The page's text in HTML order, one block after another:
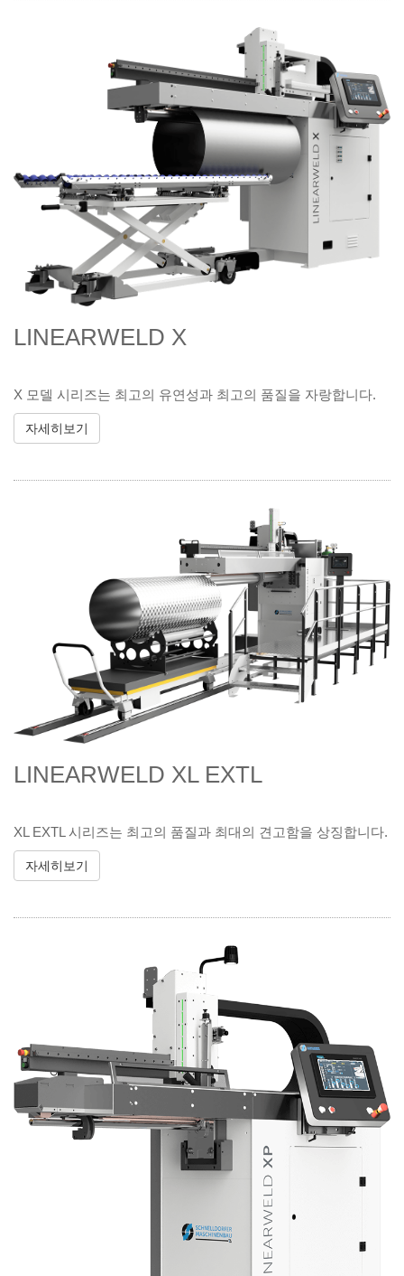
LINEARWELD X
X 모델 시리즈는 최고의 유연성과 최고의 품질을 자랑합니다.
자세히보기
LINEARWELD XL EXTL
XL EXTL 시리즈는 최고의 품질과 최대의 견고함을 상징합니다.
자세히보기